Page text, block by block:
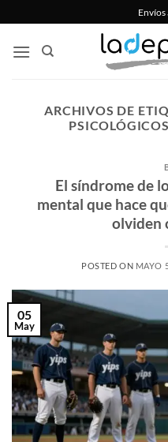
al
contenido
Envíos
ARCHIVOS DE
El síndrome de
mental que hace
olviden
POSTED ON MAYO
05
May